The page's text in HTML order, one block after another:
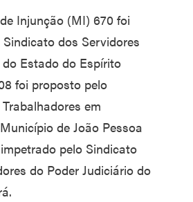
Injunção (MI) 670 foi
dos Servidores
Estado do Espírito
foi proposto pelo
em
de João Pessoa
pelo Sindicato
do Poder Judiciário do